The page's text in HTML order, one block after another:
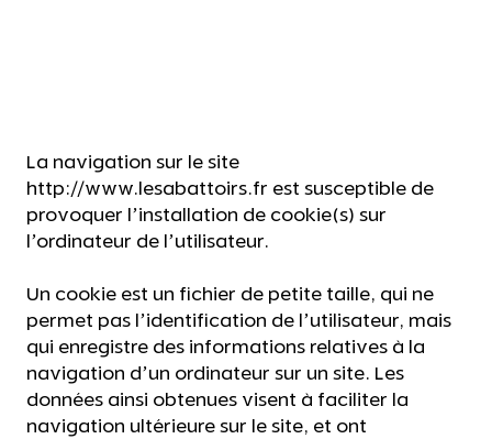
La navigation sur le site
http://www.lesabattoirs.fr est susceptible de
provoquer l’installation de cookie(s) sur
l’ordinateur de l’utilisateur.
Un cookie est un fichier de petite taille, qui ne
permet pas l’identification de l’utilisateur, mais
qui enregistre des informations relatives à la
navigation d’un ordinateur sur un site. Les
données ainsi obtenues visent à faciliter la
navigation ultérieure sur le site, et ont